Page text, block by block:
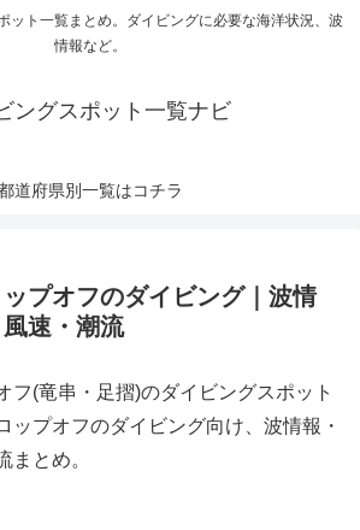
ット一覧まとめ。ダイビングに必要な海洋状況、波
情報など。
ングスポット一覧ナビ
道府県別一覧はコチラ
プオフのダイビング｜波情
速・潮流
フ(竜串・足摺)のダイビングスポット
ップオフのダイビング向け、波情報・
まとめ。